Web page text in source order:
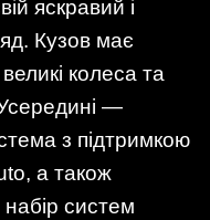
яскравий і
Кузов має
колеса та
—
з підтримкою
а також
систем